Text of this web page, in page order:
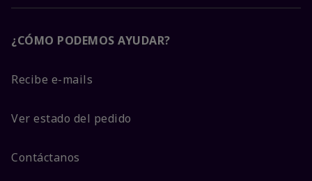
¿CÓMO PODEMOS AYUDAR?
Recibe e-mails
Ver estado del pedido
Contáctanos